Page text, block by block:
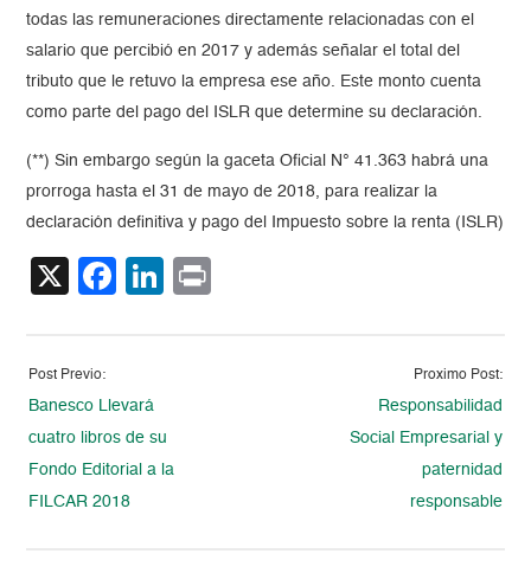
todas las remuneraciones directamente relacionadas con el
salario que percibió en 2017 y además señalar el total del
tributo que le retuvo la empresa ese año. Este monto cuenta
como parte del pago del ISLR que determine su declaración.
(**) Sin embargo según la gaceta Oficial N° 41.363 habrá una
prorroga hasta el 31 de mayo de 2018, para realizar la
declaración definitiva y pago del Impuesto sobre la renta (ISLR)
X Facebook
LinkedIn
Post Previo:
Banesco Llevará
cuatro libros de su
Fondo Editorial a la
FILCAR 2018
Proximo Post:
Responsabilidad
Social Empresarial y
paternidad
responsable